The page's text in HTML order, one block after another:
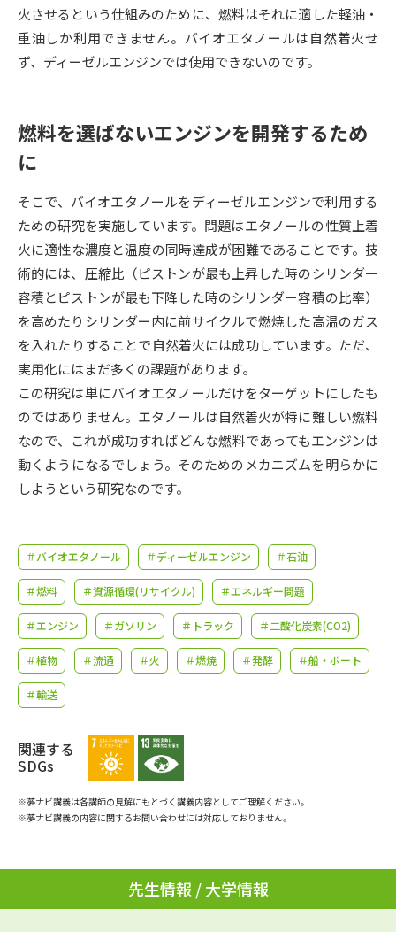
オープンキャンパス検索 実施プログラムから探す
来場型・Web型イベント特集 夢ナビライブ
受験準備 資料検索
志望校・出願校を調べる
併願校選び 受験スケジュールを立てよう
先輩が入学を決めた理由 テレメール全国一斉進学調査
新生活お役立ちガイド
学問発見 学問検索
大学で学びたい学問発見
学問のミニ講義「夢ナビ講義」 学問分野解説
学問の教科書 夢ナビライブ
ユーザーサポート
Ｑ＆Ａ よくあるご質問
お支払いについて
テレメール
テレメール進学カタログ
火させるという仕組みのために、燃料はそれに適した軽油・
重油しか利用できません。バイオエタノールは自然着火せ
ず、ディーゼルエンジンでは使用できないのです。
燃料を選ばないエンジンを開発するため
に
そこで、バイオエタノールをディーゼルエンジンで利用する
ための研究を実施しています。問題はエタノールの性質上着
火に適性な濃度と温度の同時達成が困難であることです。技
術的には、圧縮比（ピストンが最も上昇した時のシリンダー
容積とピストンが最も下降した時のシリンダー容積の比率）
を高めたりシリンダー内に前サイクルで燃焼した高温のガス
を入れたりすることで自然着火には成功しています。ただ、
実用化にはまだ多くの課題があります。
この研究は単にバイオエタノールだけをターゲットにしたも
のではありません。エタノールは自然着火が特に難しい燃料
なので、これが成功すればどんな燃料であってもエンジンは
動くようになるでしょう。そのためのメカニズムを明らかに
しようという研究なのです。
＃バイオエタノール ＃ディーゼルエンジン ＃石油
＃燃料 ＃資源循環(リサイクル) ＃エネルギー問題
＃エンジン ＃ガソリン ＃トラック ＃二酸化炭素(CO2)
＃植物 ＃流通 ＃火 ＃燃焼 ＃発酵 ＃船・ボート
＃輸送
関連する
SDGs
※夢ナビ講義は各講師の見解にもとづく講義内容としてご理解ください。
※夢ナビ講義の内容に関するお問い合わせには対応しておりません。
先生情報 / 大学情報